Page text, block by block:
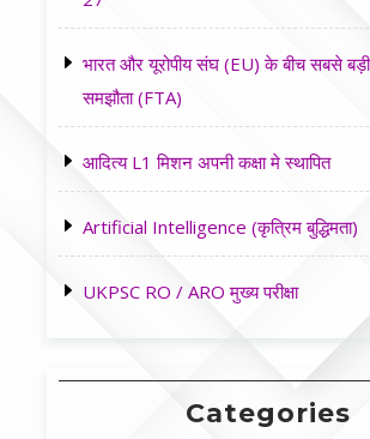
भारत और यूरोपीय संघ (EU) के बीच सबसे बड़ी
समझौता (FTA)
आदित्य L1 मिशन अपनी कक्षा मे स्थापित
Artificial Intelligence (कृत्रिम बुद्धिमता)
UKPSC RO / ARO मुख्य परीक्षा
Categories